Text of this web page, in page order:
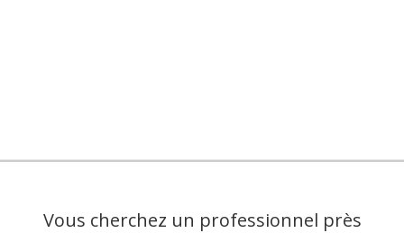
Vous cherchez un professionnel près